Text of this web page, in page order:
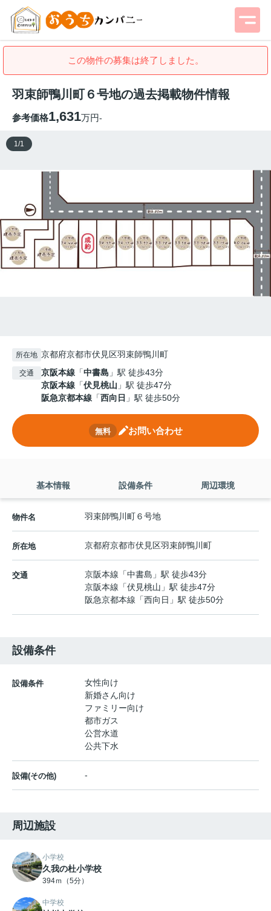
この物件の募集は終了しました。
羽束師鴨川町６号地の過去掲載物件情報
参考価格1,631万円-
1 /1
所在地 京都府京都市伏見区羽束師鴨川町
交通 京阪本線 「中書島 」駅 徒歩43分
京阪本線 「伏見桃山 」駅 徒歩47分
阪急京都本線 「西向日 」駅 徒歩50分
無料 お問い合わせ
基本情報 設備条件 周辺環境
物件名 羽束師鴨川町６号地
所在地 京都府京都市伏見区羽束師鴨川町
交通 京阪本線 「中書島 」駅 徒歩43分
京阪本線 「伏見桃山 」駅 徒歩47分
阪急京都本線 「西向日 」駅 徒歩50分
設備条件
設備条件
女性向け
新婚さん向け
ファミリー向け
都市ガス
公営水道
公共下水
設備(その他) -
周辺施設
小学校
久我の杜小学校
394ｍ（5分）
中学校